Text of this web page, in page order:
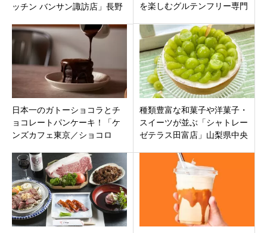
ッチン バンサン諏訪店」長野
を楽しむグルテンフリー専門
弥富市鯏浦町
日本一のガトーショコラとチ
ョコレートパンケーキ！「ケ
ンズカフェ東京／ショコロ
屋名古屋店南館2階
種類豊富な和菓子や洋菓子・
スイーツが並ぶ「シャトレー
ゼテラス田富店」山梨県中央